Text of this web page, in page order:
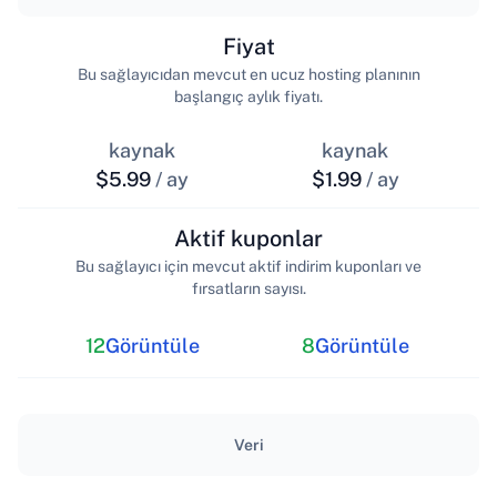
kaynak
$5.99 / ay
Fiyat
Bu sağlayıcıdan mevcut en ucuz hosting planının
başlangıç aylık fiyatı.
kaynak
$1.99 / ay
12Görüntüle
Aktif kuponlar
Bu sağlayıcı için mevcut aktif indirim kuponları ve
fırsatların sayısı.
8Görüntüle
Veri